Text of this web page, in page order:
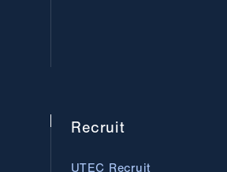
Recruit
UTEC Recruit